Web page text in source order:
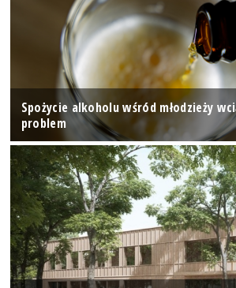
Spożycie alkoholu wśród młodzieży
problem